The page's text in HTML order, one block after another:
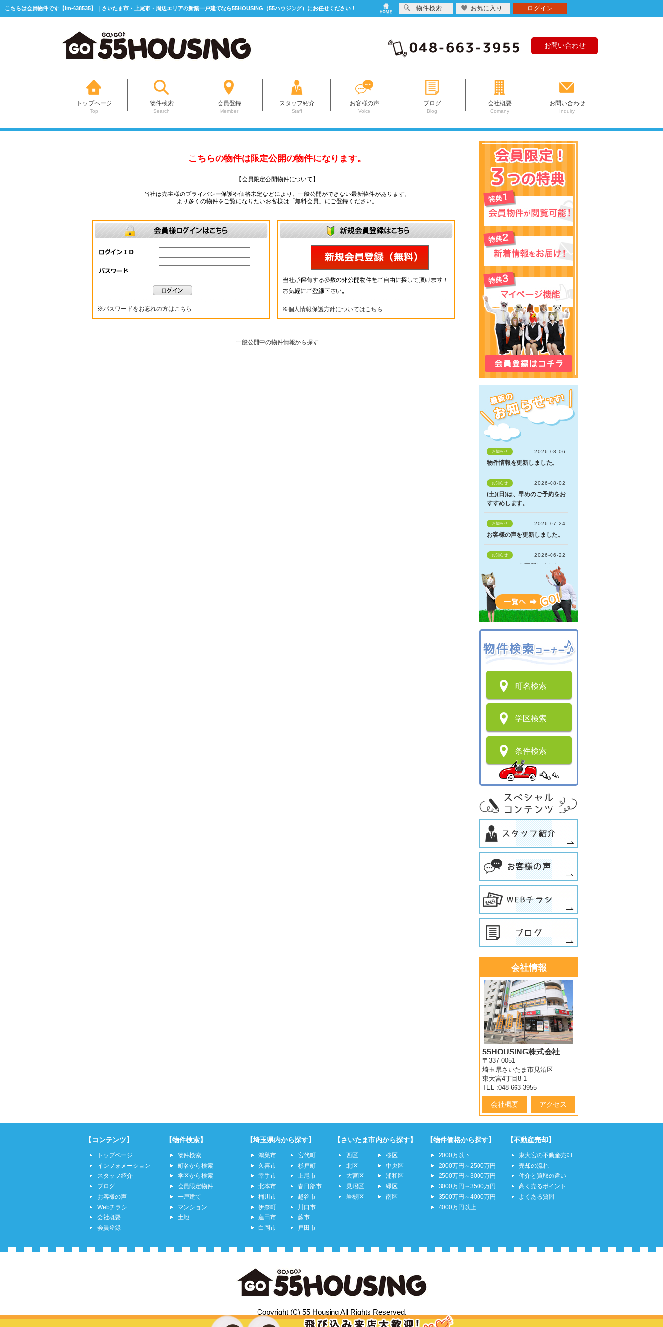
こちらは会員物件です【im-638535】｜さいたま市・上尾市・周辺エリアの新築一戸建てなら55HOUSING（55ハウジング）にお任せください！
お問い合わせ
トップページ
Top
物件検索
Search
会員登録
Member
スタッフ紹介
Staff
お客様の声
Voice
ブログ
Blog
会社概要
Comany
お問い合わせ
Inquiry
こちらの物件は限定公開の物件になります。
【会員限定公開物件について】
当社は売主様のプライバシー保護や価格未定などにより、一般公開ができない最新物件があります。
より多くの物件をご覧になりたいお客様は「無料会員」にご登録ください。
※パスワードをお忘れの方はこちら ※個人情報保護方針についてはこちら
一般公開中の物件情報から探す
町名検索
学区検索
条件検索
会社情報
55HOUSING株式会社
〒337-0051
埼玉県さいたま市見沼区
東大宮4丁目8-1
TEL :048-663-3955
会社概要 アクセス
【コンテンツ】
トップページ
インフォメーション
スタッフ紹介
ブログ
お客様の声
Webチラシ
会社概要
会員登録
【物件検索】
物件検索
町名から検索
学区から検索
会員限定物件
一戸建て
マンション
土地
【埼玉県内から探す】
鴻巣市
久喜市
幸手市
北本市
桶川市
伊奈町
蓮田市
白岡市
宮代町
杉戸町
上尾市
春日部市
越谷市
川口市
蕨市
戸田市
【さいたま市内から探す】
西区
北区
大宮区
見沼区
岩槻区
桜区
中央区
浦和区
緑区
南区
【物件価格から探す】
2000万以下
2000万円～2500万円
2500万円～3000万円
3000万円～3500万円
3500万円～4000万円
4000万円以上
【不動産売却】
東大宮の不動産売却
売却の流れ
仲介と買取の違い
高く売るポイント
よくある質問
Copyright (C) 55 Housing All Rights Reserved.
物件検索 お気に入り ログイン